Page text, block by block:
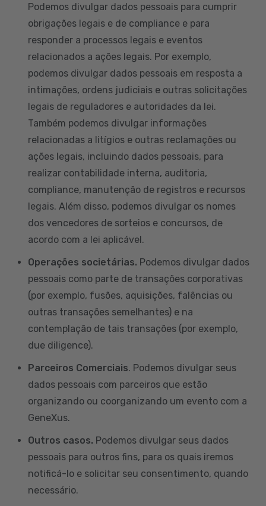
Podemos divulgar dados pessoais para cumprir
obrigações legais e de compliance e para
responder a processos legais e eventos
relacionados a ações legais. Por exemplo,
podemos divulgar dados pessoais em resposta a
intimações, ordens judiciais e outras solicitações
legais de reguladores e autoridades da lei.
Também podemos divulgar informações
relacionadas a litígios e outras reclamações ou
ações legais, incluindo dados pessoais, para
realizar contabilidade interna, auditoria,
compliance, manutenção de registros e recursos
legais. Além disso, podemos divulgar os nomes
dos vencedores de sorteios e concursos, de
acordo com a lei aplicável.
Operações societárias. Podemos divulgar dados
pessoais como parte de transações corporativas
(por exemplo, fusões, aquisições, falências ou
outras transações semelhantes) e na
contemplação de tais transações (por exemplo,
due diligence).
Parceiros Comerciais. Podemos divulgar seus
dados pessoais com parceiros que estão
organizando ou coorganizando um evento com a
GeneXus.
Outros casos. Podemos divulgar seus dados
pessoais para outros fins, para os quais iremos
notificá-lo e solicitar seu consentimento, quando
necessário.